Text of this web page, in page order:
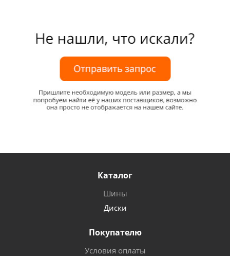
Каталог
Шины
Диски
Покупателю
Условия оплаты